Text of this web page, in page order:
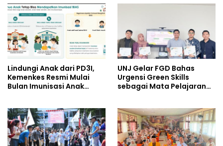
Lindungi Anak dari PD3I,
Kemenkes Resmi Mulai
Bulan Imunisasi Anak
UNJ Gelar FGD Bahas
Urgensi Green Skills
sebagai Mata Pelajaran
Perhotelan, dan UPW